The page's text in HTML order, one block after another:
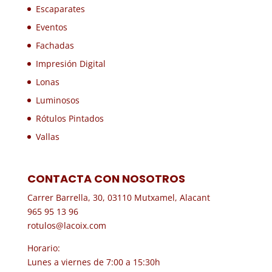
Escaparates
Eventos
Fachadas
Impresión Digital
Lonas
Luminosos
Rótulos Pintados
Vallas
CONTACTA CON NOSOTROS
Carrer Barrella, 30, 03110 Mutxamel, Alacant
965 95 13 96
rotulos@lacoix.com
Horario:
Lunes a viernes de 7:00 a 15:30h